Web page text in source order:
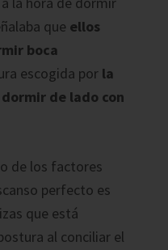
que ellos
boca
escogida por la
de lado con
de los factores
perfecto es
que está
al conciliar el